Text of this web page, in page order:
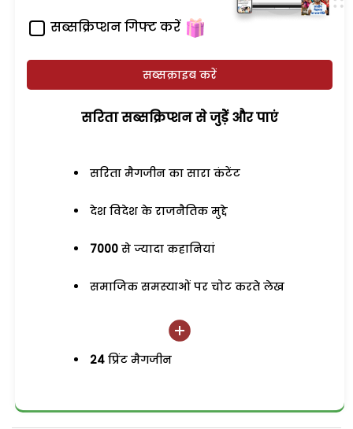
सब्सक्रिप्शन गिफ्ट करें
सब्सक्राइब करें
सरिता सब्सक्रिप्शन से जुड़ेें और पाएं
सरिता मैगजीन का सारा कंटेंट
देश विदेश के राजनैतिक मुद्दे
7000 से ज्यादा कहानियां
समाजिक समस्याओं पर चोट करते लेख
24 प्रिंट मैगजीन